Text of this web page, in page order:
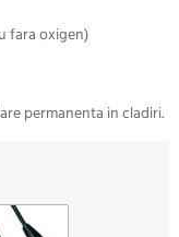
fara oxigen)
permanenta in cladiri.